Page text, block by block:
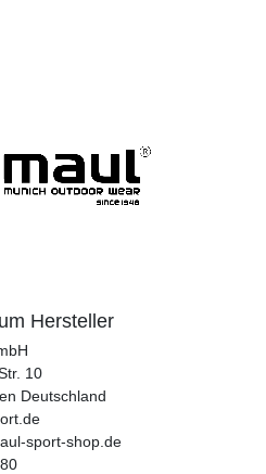
Hersteller
10
Deutschland
sport-shop.de